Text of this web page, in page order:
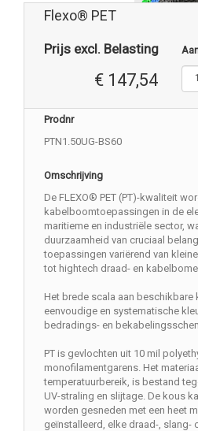
Flexo® PET
Prijs excl. Belasting
€ 147,54
Prodnr
PTN1.50UG-BS60
Omschrijving
De FLEXO® PET (PT)-kwaliteit
kabelboomtoepassingen in de
maritieme en industriële sector,
duurzaamheid van cruciaal
toepassingen variërend van
tot hightech draad- en
Het brede scala aan beschikbare
eenvoudige en systematische
bedradings- en
PT is gevlochten uit 10 mil
monofilamentgarens. Het
temperatuurbereik, is bestand
UV-straling en slijtage. De kous
worden gesneden met een heet
geïnstalleerd, elke draad-, slang-